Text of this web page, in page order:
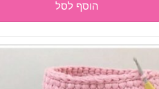
הוסף לסל